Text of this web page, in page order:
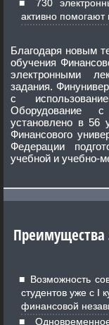
730 электронных образовательных Интернет-ресурсов
Благодаря новым
обучения
электронными лекциями и выполнять практические
задания. Финуниверситет
с
Оборудование с
установлено в 56 учебных аудиториях.
Финансового
Федерации
учебной и
Возможность
студентов уже с I курса трудоустраиваются и гордятся своей
финансовой